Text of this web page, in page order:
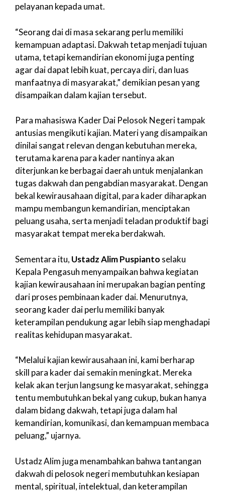
pelayanan kepada umat.
“Seorang dai di masa sekarang perlu memiliki
kemampuan adaptasi. Dakwah tetap menjadi tujuan
utama, tetapi kemandirian ekonomi juga penting
agar dai dapat lebih kuat, percaya diri, dan luas
manfaatnya di masyarakat,” demikian pesan yang
disampaikan dalam kajian tersebut.
Para mahasiswa Kader Dai Pelosok Negeri tampak
antusias mengikuti kajian. Materi yang disampaikan
dinilai sangat relevan dengan kebutuhan mereka,
terutama karena para kader nantinya akan
diterjunkan ke berbagai daerah untuk menjalankan
tugas dakwah dan pengabdian masyarakat. Dengan
bekal kewirausahaan digital, para kader diharapkan
mampu membangun kemandirian, menciptakan
peluang usaha, serta menjadi teladan produktif bagi
masyarakat tempat mereka berdakwah.
Sementara itu, Ustadz Alim Puspianto selaku
Kepala Pengasuh menyampaikan bahwa kegiatan
kajian kewirausahaan ini merupakan bagian penting
dari proses pembinaan kader dai. Menurutnya,
seorang kader dai perlu memiliki banyak
keterampilan pendukung agar lebih siap menghadapi
realitas kehidupan masyarakat.
“Melalui kajian kewirausahaan ini, kami berharap
skill para kader dai semakin meningkat. Mereka
kelak akan terjun langsung ke masyarakat, sehingga
tentu membutuhkan bekal yang cukup, bukan hanya
dalam bidang dakwah, tetapi juga dalam hal
kemandirian, komunikasi, dan kemampuan membaca
peluang,” ujarnya.
Ustadz Alim juga menambahkan bahwa tantangan
dakwah di pelosok negeri membutuhkan kesiapan
mental, spiritual, intelektual, dan keterampilan